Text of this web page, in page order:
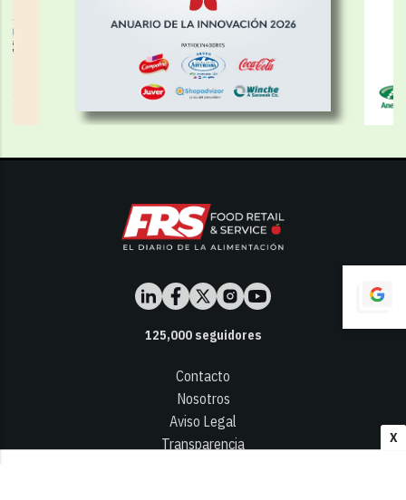
X
125,000seguidores
Contacto
Nosotros
Aviso Legal
Transparencia